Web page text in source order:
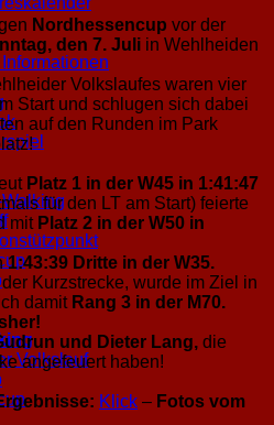
Volkslauf
Nordhessencup vor der
den 7. Juli in Wehlheiden
Volkslaufes waren vier
Start und schlugen sich dabei
auf den Runden im Park
Platz 1 in der W45 in 1:41:47
für den LT am Start) feierte
mit Platz 2 in der W50 in
1:43:39 Dritte in der W35.
Kurzstrecke, wurde im Ziel in
damitRang 3 in der M70.
und Dieter Lang, die
angefeuert haben!
Klick – Fotos vom